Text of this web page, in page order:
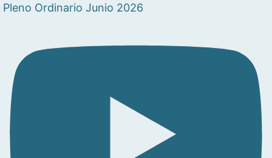
Pleno Ordinario Junio 2026